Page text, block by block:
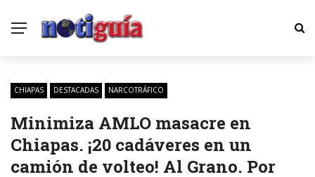
CHIAPAS DESTACADAS NARCOTRÁFICO
Minimiza AMLO masacre en
Chiapas. ¡20 cadáveres en un
camión de volteo! Al Grano. Por